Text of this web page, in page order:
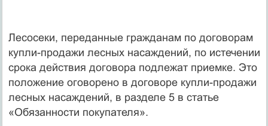
Лесосеки, переданные гражданам по договорам
купли-продажи лесных насаждений, по истечении
срока действия договора подлежат приемке. Это
положение оговорено в договоре купли-продажи
лесных насаждений, в разделе 5 в статье
«Обязанности покупателя».